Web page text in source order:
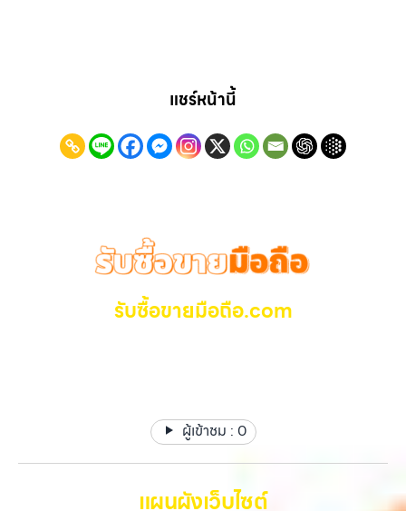
วังหินไม่ว่าคุณจะต้องการ รับซื้อโทรศัพท์, รับซื้อแมคบุค, รับซื้อโน๊ตบุ๊ค, รับ
ซื้อแท็บเล็ต, หรือบริการอื่นๆ เกี่ยวกับสินค้าไอที กรุงเทพฯ – เราพร้อมให้
ซื้อขายสำเร็จ บริการของเราครอบคลุมทั้ง iPhone สายใหม่-เก่า,
ใช้งานแล้ว ตกแต่งแล้ว หรือมีรอยบ้าง เพราะมูลค่าของเครื่องไม่ได้ขึ้นอยู่แค่
ยี่ห้อ แต่ขึ้นอยู่กับสภาพจริง ความครบชุด และความสะดวกในการขายของ
ถึงที่”, หรือ “รับซื้อ Samsung มือสอง ราคาสูง” — ที่นี่คือคำตอบ เพราะ
บริการของเรามุ่งตรงให้คุณได้รับราคาและความสะดวกสบายที่เหนือกว่า
ความสะดวก นัดรับถึงที่ ตรวจสภาพอย่างมืออาชีพ และจ่ายเงินทันที
วังหินไม่ว่าคุณจะต้องการ รับซื้อโทรศัพท์, รับซื้อแมคบุค, รับซื้อโน๊ตบุ๊ค, รับ
ซื้อแท็บเล็ต, หรือบริการอื่นๆ เกี่ยวกับสินค้าไอที กรุงเทพฯ – เราพร้อมให้
บริการครบวงจร บริการของเรา เราให้บริการแบบครบวงจรสำหรับลูกค้าที่
โทรศัพท์, รับซื้อแมคบุค, รับซื้อโน๊ตบุ๊ค, รับซื้อแท็บเล็ต, หรือบริการอื่นๆ เกี่ยว
กับสินค้าไอที กรุงเทพฯ… รับซื้อมือถือรามอินทรา รับซื้อ iPad และแท็บเล็ต
ทุกแบรนด์ ทุกสภาพ — ขอขายง่าย ได้เงินเร็ว ประสบการณ์เหนือระดับกับ
การ รับซื้อไอโฟน, รับซื้อไอแพด, รับซื้อมือถือ ยินดีต้อนรับสู่ “รับซื้อขายมือ
แท็บเล็ต และอุปกรณ์ไอทีใหม่ๆ เปลี่ยนรุ่นกันแทบทุกช่วงเวลา อุปกรณ์ที่คุณ
ใช้แล้วอาจกลายเป็นของที่ไม่ได้ใช้งานอยู่เฉยๆ เว็บไซต์ของเราจึงเกิดขึ้นเพื่อ
ทันที ด้วยบริการ รับซื้อไอโฟน, รับซื้อไอแพด, รับซื้อมือถือ, รับซื้อโทรศัพท์,
รับซื้อโน๊ตบุ๊ค, รับซื้อแท็บเล็ต, รับซื้อสินค้าไอทีกรุงเทพมหานคร อย่างครบ
มอบบริการประเมินสภาพเครื่อง ฟรี ปราบปรามความยุ่งยากทั้งหลาย โดย
เน้น โปร่งใส มั่นใจได้ และจ่ายเงินทันทีเมื่อตกลงซื้อขายสำเร็จ บริการของเรา
เพราะมูลค่าของเครื่องไม่ได้ขึ้นอยู่แค่ยี่ห้อ แต่ขึ้นอยู่กับสภาพจริง ความครบ
แชร์หน้านี้
รับซื้อขายมือถือ.com
ผู้เข้าชม : 0
แผนผังเว็บไซต์